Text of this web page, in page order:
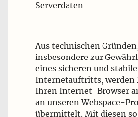
Serverdaten
Aus technischen Gründen,
insbesondere zur
eines sicheren und
Internetauftritts, werden
Ihren Internet-Browser
an unseren Webspace-
übermittelt. Mit diesen